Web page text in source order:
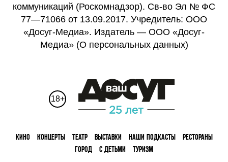
коммуникаций (Роскомнадзор). Св-во Эл № ФС
77—71066 от 13.09.2017. Учредитель: ООО
«Досуг-Медиа». Издатель — ООО «Досуг-
Медиа» (О персональных данных)
18+
КИНО КОНЦЕРТЫ ТЕАТР ВЫСТАВКИ НАШИ ПОДКАСТЫ
РЕСТОРАНЫ
ГОРОД
С ДЕТЬМИ ТУРИЗМ